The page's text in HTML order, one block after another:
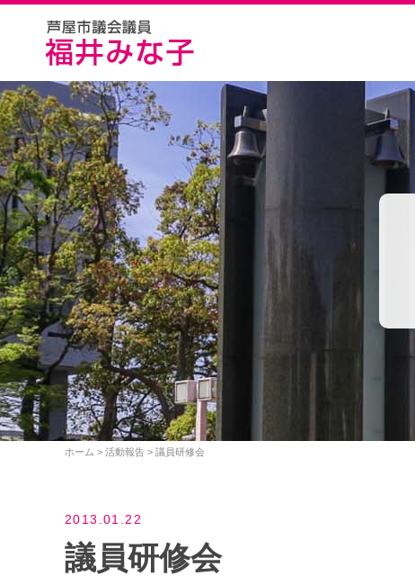
ホーム > 活動報告 > 議員研修会
2013.01.22
議員研修会